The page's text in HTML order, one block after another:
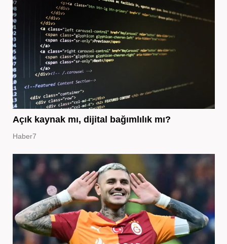
Açık kaynak mı, dijital bağımlılık mı?
Haber7